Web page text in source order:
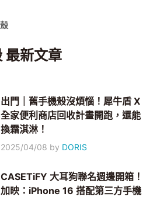
最新文章
出門｜舊手機殼沒煩惱！犀牛盾 X
全家便利商店回收計畫開跑，還能
換霜淇淋！
2025/04/08 by DORIS
CASETiFY 大耳狗聯名週邊開箱！
加映：iPhone 16 搭配第三方手機